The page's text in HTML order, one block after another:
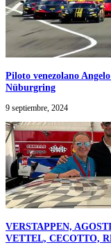
Piloto venezolano
Nüburgring
9 septiembre, 2024
VERSTAPPEN,
VETTEL, CECOTTO,